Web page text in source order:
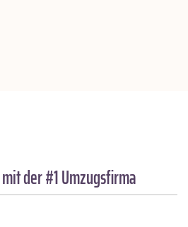
mit der #1 Umzugsfirma